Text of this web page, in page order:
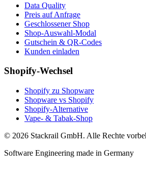
Data Quality
Preis auf Anfrage
Geschlossener Shop
Shop-Auswahl-Modal
Gutschein & QR-Codes
Kunden einladen
Shopify-Wechsel
Shopify zu Shopware
Shopware vs Shopify
Shopify-Alternative
Vape- & Tabak-Shop
© 2026 Stackrail GmbH. Alle Rechte
Software Engineering made in Germany